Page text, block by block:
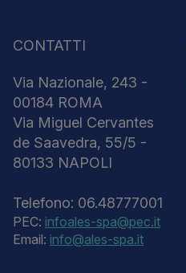
CONTATTI
Via Nazionale, 243 -
00184 ROMA
Via Miguel Cervantes
de Saavedra, 55/5 -
80133 NAPOLI
Telefono: 06.48777001
PEC: infoales-spa@pec.it
Email: info@ales-spa.it